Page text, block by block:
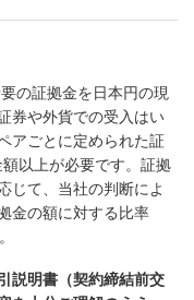
の証拠金を日本円の現
券や外貨での受入はい
アごとに定められた証
以上が必要です。証拠
じて、当社の判断によ
金の額に対する比率
説明書（契約締結前交